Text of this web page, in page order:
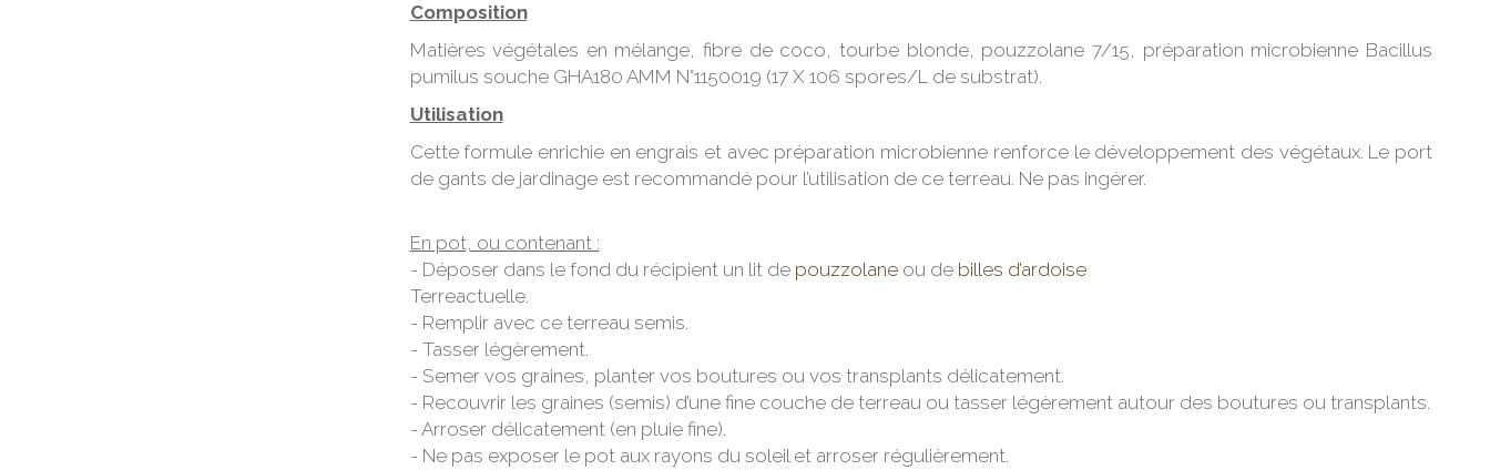
Composition
Matières végétales en mélange, fibre de coco, tourbe blonde, pouzzolane 7/15, préparation microbienne Bacillus
pumilus souche GHA180 AMM N°1150019 (17 X 106 spores/L de substrat).
Utilisation
Cette formule enrichie en engrais et avec préparation microbienne renforce le développement des végétaux. Le port
de gants de jardinage est recommandé pour l’utilisation de ce terreau. Ne pas ingérer.
En pot, ou contenant :
- Déposer dans le fond du récipient un lit de pouzzolaneou de billes d’ardoise
Terreactuelle.
- Remplir avec ce terreau semis.
- Tasser légèrement.
- Semer vos graines, planter vos boutures ou vos transplants délicatement.
- Recouvrir les graines (semis) d’une fine couche de terreau ou tasser légèrement autour des boutures ou transplants.
- Arroser délicatement (en pluie fine).
- Ne pas exposer le pot aux rayons du soleil et arroser régulièrement.